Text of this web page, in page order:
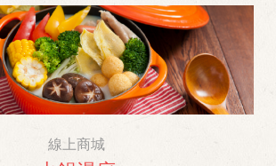
線上商城